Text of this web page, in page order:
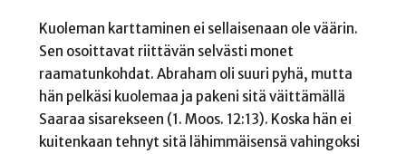
Kuoleman karttaminen ei sellaisenaan ole väärin.
Sen osoittavat riittävän selvästi monet
raamatunkohdat. Abraham oli suuri pyhä, mutta
hän pelkäsi kuolemaa ja pakeni sitä väittämällä
Saaraa sisarekseen (1. Moos. 12:13). Koska hän ei
kuitenkaan tehnyt sitä lähimmäisensä vahingoksi